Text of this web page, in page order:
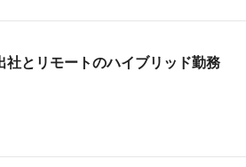
社とリモートのハイブリッド勤務